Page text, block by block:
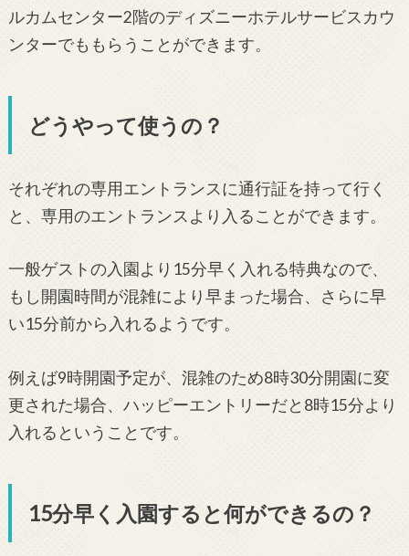
ルカムセンター2階のディズニーホテルサービスカウ
ンターでももらうことができます。
どうやって使うの？
それぞれの専用エントランスに通行証を持って行く
と、専用のエントランスより入ることができます。
一般ゲストの入園より15分早く入れる特典なので、
もし開園時間が混雑により早まった場合、さらに早
い15分前から入れるようです。
例えば9時開園予定が、混雑のため8時30分開園に変
更された場合、ハッピーエントリーだと8時15分より
入れるということです。
15分早く入園すると何ができるの？